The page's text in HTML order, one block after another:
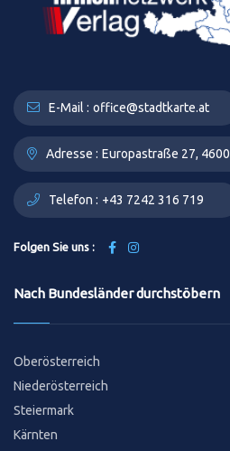
E-Mail : office@stadtkarte.at
Adresse : Europastraße 27,
Telefon : +43 7242 316 719
Folgen Sie uns :
Nach Bundesländer durchstöbern
Oberösterreich
Niederösterreich
Steiermark
Kärnten